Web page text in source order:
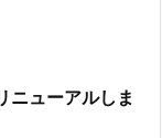
ニューアルしま